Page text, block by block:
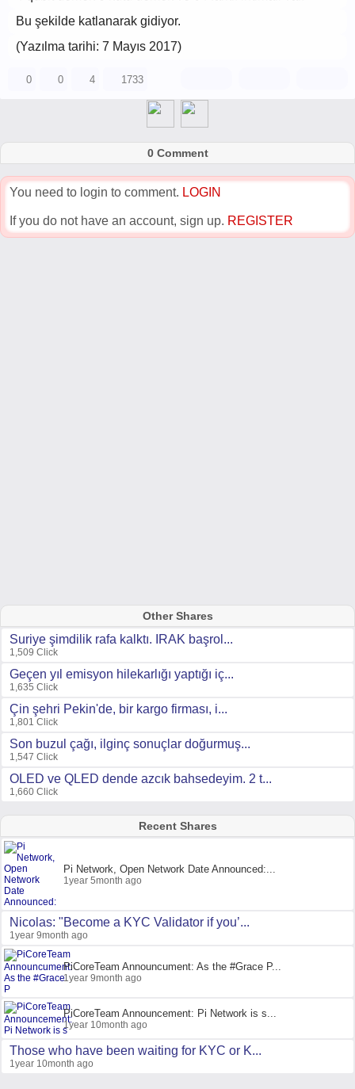
Bu şekilde katlanarak gidiyor.
(Yazılma tarihi: 7 Mayıs 2017)
0 0 4 1733
0 Comment
You need to login to comment. LOGIN
If you do not have an account, sign up. REGISTER
Other Shares
Suriye şimdilik rafa kalktı. IRAK başrol...
1,509 Click
Geçen yıl emisyon hilekarlığı yaptığı iç...
1,635 Click
Çin şehri Pekin'de, bir kargo firması, i...
1,801 Click
Son buzul çağı, ilginç sonuçlar doğurmuş...
1,547 Click
OLED ve QLED dende azcık bahsedeyim. 2 t...
1,660 Click
Recent Shares
Pi Network, Open Network Date Announced:...
1year 5month ago
Nicolas: "Become a KYC Validator if you’...
1year 9month ago
PiCoreTeam Announcument: As the #Grace P...
1year 9month ago
PiCoreTeam Announcement: Pi Network is s...
1year 10month ago
Those who have been waiting for KYC or K...
1year 10month ago